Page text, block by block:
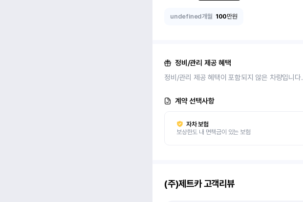
undefined개월 100만원
정비/관리 제공 혜택
정비/관리 제공 혜택이 포함되지 않은 차량입니다.
계약 선택사항
자차 보험
보상한도 내 면책금이 있는 보험
(주)제트카고객리뷰